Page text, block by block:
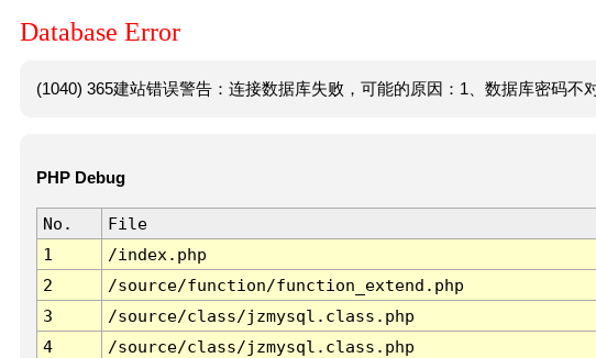
Database Error
(1040) 365建站错误警告：连接数据库失败，可能的原因：1、数据库密码不
PHP Debug
No. File
1
/index.php
2
/source/function/function_extend.php
3
/source/class/jzmysql.class.php
4
/source/class/jzmysql.class.php